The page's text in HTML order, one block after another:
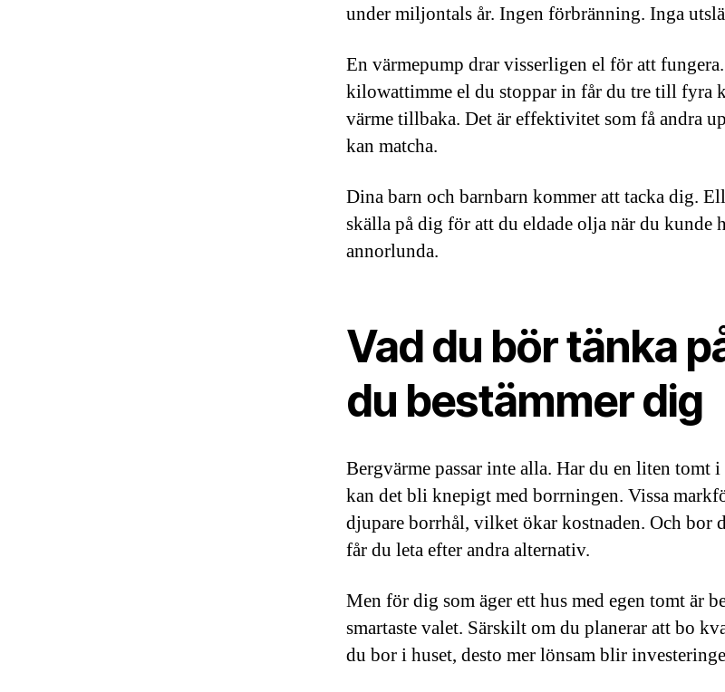
under miljontals år. Ingen förbränning. Inga
En värmepump drar visserligen el för att
kilowattimme el du stoppar in får du tre till fyra
värme tillbaka. Det är effektivitet som få andra
kan matcha.
Dina barn och barnbarn kommer att tacka dig.
skälla på dig för att du eldade olja när du kunde
annorlunda.
Vad du bör tänka
du bestämmer dig
Bergvärme passar inte alla. Har du en liten tomt
kan det bli knepigt med borrningen. Vissa
djupare borrhål, vilket ökar kostnaden. Och bor
får du leta efter andra alternativ.
Men för dig som äger ett hus med egen tomt är
smartaste valet. Särskilt om du planerar att bo
du bor i huset, desto mer lönsam blir